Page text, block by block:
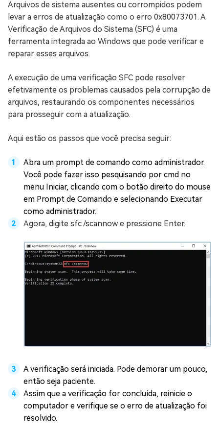
Arquivos de sistema ausentes ou corrompidos podem
levar a erros de atualização como o erro 0x80073701. A
Verificação de Arquivos do Sistema (SFC) é uma
ferramenta integrada ao Windows que pode verificar e
reparar esses arquivos.
A execução de uma verificação SFC pode resolver
efetivamente os problemas causados pela corrupção de
arquivos, restaurando os componentes necessários
para prosseguir com a atualização.
Aqui estão os passos que você precisa seguir:
Abra um prompt de comando como administrador.
Você pode fazer isso pesquisando por cmd no
menu Iniciar, clicando com o botão direito do mouse
em Prompt de Comando e selecionando Executar
como administrador.
Agora, digite sfc /scannow e pressione Enter.
A verificação será iniciada. Pode demorar um pouco,
então seja paciente.
Assim que a verificação for concluída, reinicie o
computador e verifique se o erro de atualização foi
resolvido.